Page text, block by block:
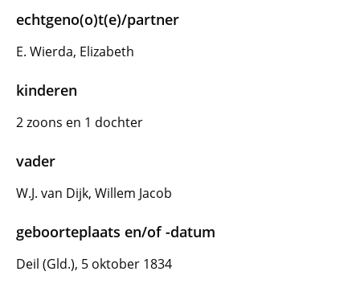
echtgeno(o)t(e)/partner
E. Wierda, Elizabeth
kinderen
2 zoons en 1 dochter
vader
W.J. van Dijk, Willem Jacob
geboorteplaats en/of -datum
Deil (Gld.), 5 oktober 1834